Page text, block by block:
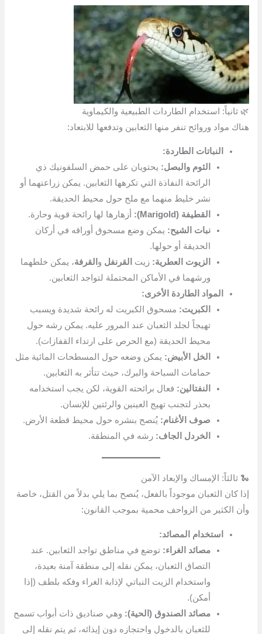
🌿 ثانياً: استخدام الطاردات الطبيعية والكيماوية
هناك مواد وروائح تنفر منها الثعابين وتدفعها للابتعاد:
النباتات الطاردة:
الثوم والبصل: يحتويان على حمض السلفونيك ذي
الرائحة النفاذة التي تكرهها الثعابين. يمكن زراعتهما أو
نشر خليط منهما مع ملح حول محيط الحديقة.
القطيفة (Marigold):
أزهارها لها رائحة قوية وحارة.
نبات الشيح: يمكن وضع مسحوق أوراقه في أركان
الحديقة أو حولها.
الزيوت العطرية: زيت القرنفل و القرفة، يمكن خلطهما
ورشهما في الأماكن المحتملة لتواجد الثعابين.
المواد الطاردة الأخرى:
الكبريت: مسحوق الكبريت له رائحة شديدة ويسبب
تهيجاً لجلد الثعبان عند المرور عليه. يمكن رشه حول
محيط الحديقة (مع الحرص على ارتداء القفازات).
الخل الأبيض: يمكن وضعه حول المسطحات المائية مثل
حمامات السباحة والبرك، حيث تتأثر به الثعابين.
النفتالين: فعال برائحته القوية، لكن يجب استخدامه
بحذر لتجنب تهيج العينين والرئتين للإنسان.
صوف الأغنام: يُنصح بنشره حول محيط قطعة الأرض.
الخردل الجاف: رشه في المنطقة.
🐍 ثالثاً: الإمساك والإبعاد الآمن
إذا كان الثعبان موجوداً بالفعل، يُنصح بما يلي بدلاً من القتل، خاصة
وأن الكثير من الزواحف محمية بموجب القانون:
استخدام المصائد:
مصائد الغراء: توضع في مناطق تواجد الثعابين. عند
التصاق الثعبان، يمكن نقله إلى منطقة آمنة بعيدة،
واستخدام الزيت النباتي لإذابة الغراء وفكه بلطف (إذا
أمكن).
مصائد الصندوق (الحية): وهي صناديق ذات أبواب تسمح
للثعبان بالدخول واحتجازه دون إيذائه، ثم يتم نقله إلى